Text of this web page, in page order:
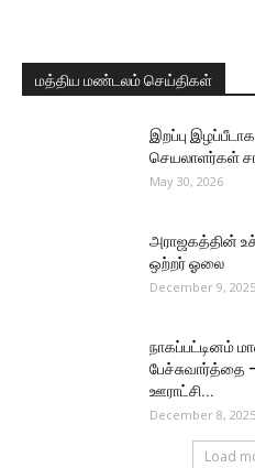
மத்திய மண்டலம் செய்திகள்
இறப்பு
செயலாளர்கள்
May 30, 2026
அராஜகத்தின்
ஒற்றர் ஓலை
December 9, 2025
நாகப்பட்டினம்
பேச்சுவார்த்தை
ஊராட்சி...
December 8, 2025
Load